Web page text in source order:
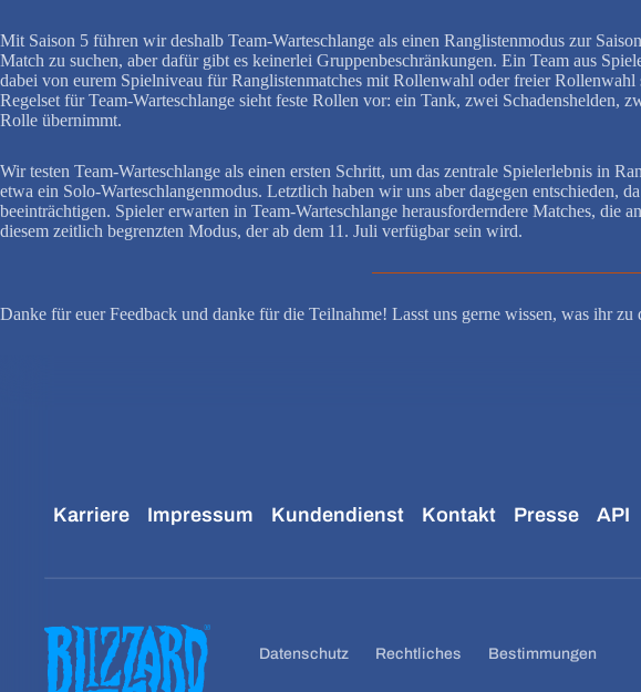
Mit Saison 5 führen wir deshalb Team-Warteschlange als einen Ranglistenmodus zur
Match zu suchen, aber dafür gibt es keinerlei Gruppenbeschränkungen. Ein Team aus
dabei von eurem Spielniveau für Ranglistenmatches mit Rollenwahl oder freier
Regelset für Team-Warteschlange sieht feste Rollen vor: ein Tank, zwei Schadenshelden,
Rolle übernimmt.
Wir testen Team-Warteschlange als einen ersten Schritt, um das zentrale Spielerlebnis in
etwa ein Solo-Warteschlangenmodus. Letztlich haben wir uns aber dagegen
beeinträchtigen. Spieler erwarten in Team-Warteschlange herausforderndere Matches,
diesem zeitlich begrenzten Modus, der ab dem 11. Juli verfügbar sein wird.
Danke für euer Feedback und danke für die Teilnahme! Lasst uns gerne wissen, was ihr